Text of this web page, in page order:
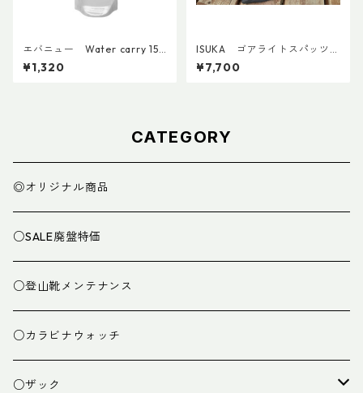
エバニュー Water carry 150
0ml Grey
¥1,320
ISUKA ゴアライトスパッツカ
スタム BASE
¥7,700
CATEGORY
◎オリジナル商品
○SALE廃盤特価
○登山靴メンテナンス
○カラビナウォッチ
○ザック